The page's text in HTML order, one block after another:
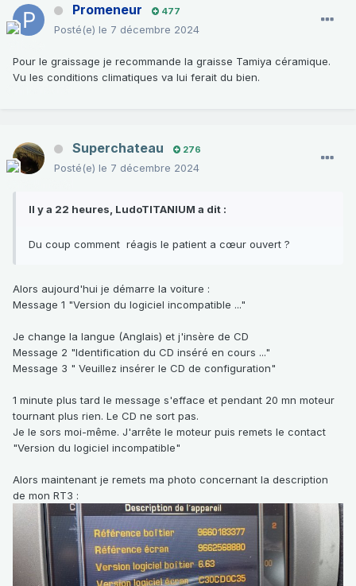
Promeneur 477
Posté(e) le 7 décembre 2024
Pour le graissage je recommande la graisse Tamiya céramique.
Vu les conditions climatiques va lui ferait du bien.
Superchateau 276
Posté(e) le 7 décembre 2024
Il y a 22 heures, LudoTITANIUM a dit :
Du coup comment réagis le patient a cœur ouvert ?
Alors aujourd'hui je démarre la voiture :
Message 1 "Version du logiciel incompatible ..."
Je change la langue (Anglais) et j'insère de CD
Message 2 "Identification du CD inséré en cours ..."
Message 3 " Veuillez insérer le CD de configuration"
1 minute plus tard le message s'efface et pendant 20 mn moteur
tournant plus rien. Le CD ne sort pas.
Je le sors moi-même. J'arrête le moteur puis remets le contact
"Version du logiciel incompatible"
Alors maintenant je remets ma photo concernant la description
de mon RT3 :